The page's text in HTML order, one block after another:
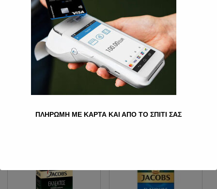
NESCAFE 100 GR.
Προσθήκη στο καλάθι
ΠΛΗΡΩΜΗ ΜΕ ΚΑΡΤΑ ΚΑΙ ΑΠΟ ΤΟ ΣΠΙΤΙ ΣΑΣ